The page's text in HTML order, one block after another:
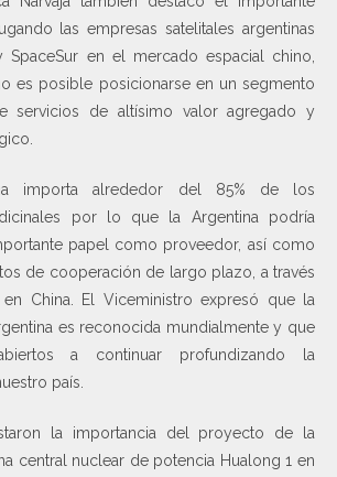
las empresas satelitales argentinas
en el mercado espacial chino,
es posible posicionarse en un segmento
servicios de altísimo valor agregado y
importa alrededor del 85% de los
por lo que la Argentina podría
papel como proveedor, así como
de cooperación de largo plazo, a través
China. El Viceministro expresó que la
es reconocida mundialmente y que
a continuar profundizando la
país.
la importancia del proyecto de la
central nuclear de potencia Hualong 1 en